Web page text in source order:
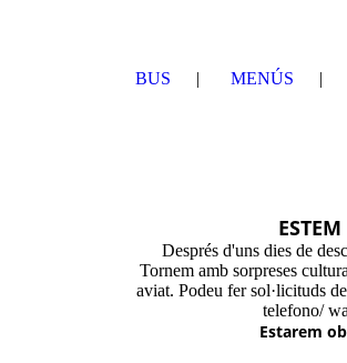
BUS MENÚS
Després d'uns dies de
Tornem amb sorpreses
aviat. Podeu fer sol·licituds
telefono/
Estarem